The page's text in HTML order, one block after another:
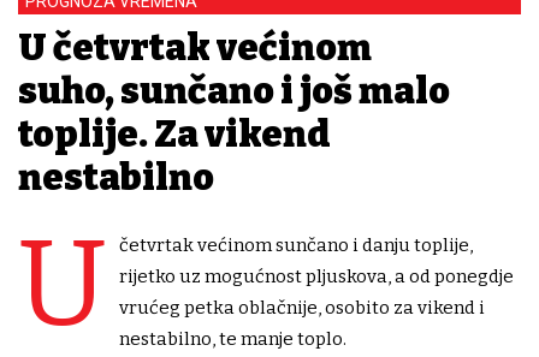
U četvrtak većinom
suho, sunčano i još malo
toplije. Za vikend
nestabilno
U
četvrtak većinom sunčano i danju toplije,
rijetko uz mogućnost pljuskova, a od ponegdje
vrućeg petka oblačnije, osobito za vikend i
nestabilno, te manje toplo.